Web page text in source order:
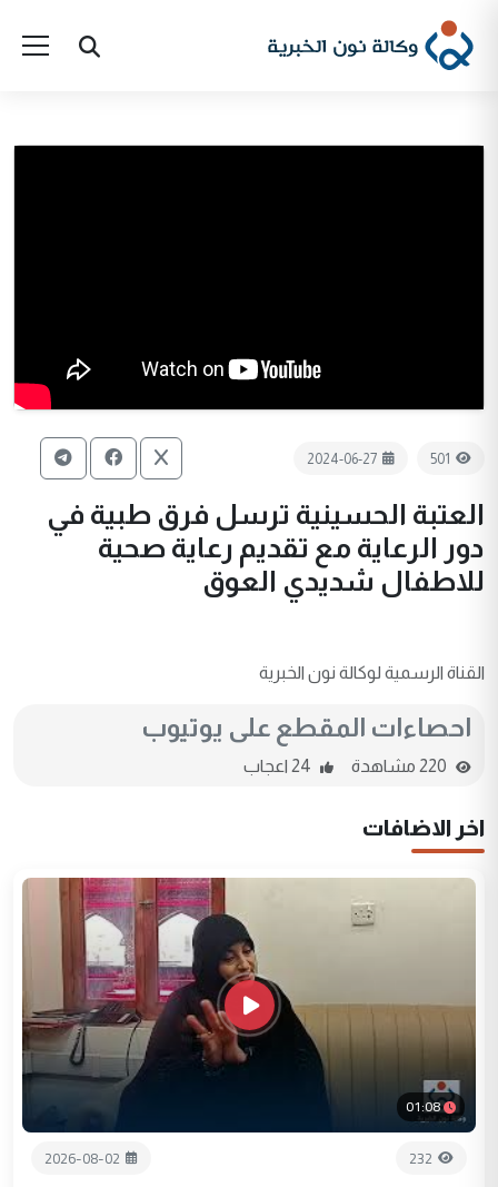
501
2024-06-27
العتبة الحسينية ترسل فرق طبية في
دور الرعاية مع تقديم رعاية صحية
للاطفال شديدي العوق
القناة الرسمية لوكالة نون الخبرية
احصاءات المقطع على يوتيوب
اخر الاضافات
01:08
232
2026-08-02